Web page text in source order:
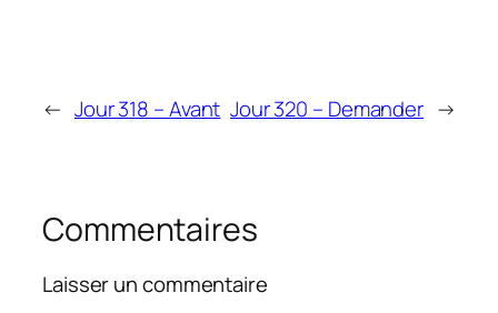
← Jour 318 – Avant Jour 320 – Demander →
Commentaires
Laisser un commentaire